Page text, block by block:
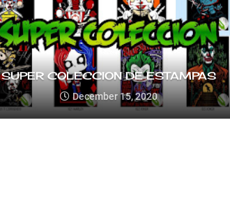
SUPER COLECCION DE ESTAMPAS
December 15, 2020